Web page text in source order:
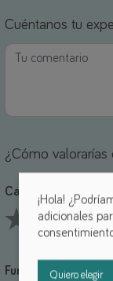
Cuéntanos tu
¿Cómo valorarías
Calidad *
2 Stars3 Stars
4
Funcionalidad *
¡Hola!
adicionales
Quiero elegir